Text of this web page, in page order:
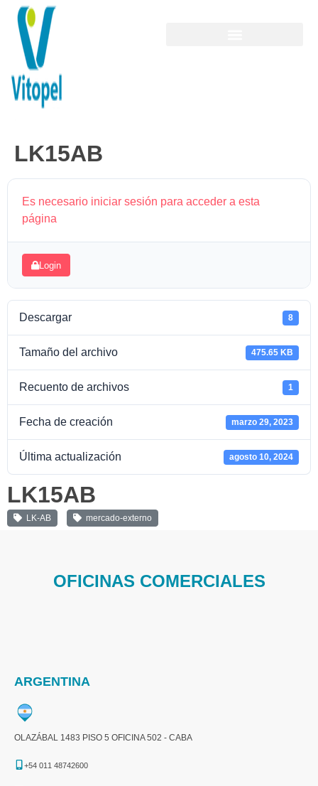
LK15AB
Es necesario iniciar sesión para acceder a esta
página
Login
Descargar 8
Tamaño del archivo 475.65 KB
Recuento de archivos 1
Fecha de creación marzo 29, 2023
Última actualización agosto 10, 2024
LK15AB
LK-AB mercado-externo
OFICINAS COMERCIALES
ARGENTINA
OLAZÁBAL 1483 PISO 5 OFICINA 502 - CABA
+54 011 48742600​